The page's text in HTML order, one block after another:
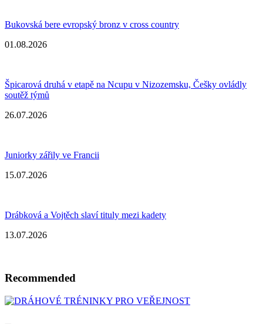
Bukovská bere evropský bronz v cross country
01.08.2026
Špicarová druhá v etapě na Ncupu v Nizozemsku, Češky ovládly
soutěž týmů
26.07.2026
Juniorky zářily ve Francii
15.07.2026
Drábková a Vojtěch slaví tituly mezi kadety
13.07.2026
Recommended